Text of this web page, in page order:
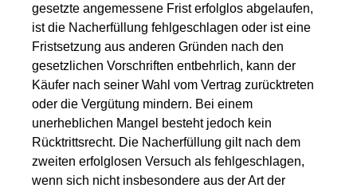
gesetzte angemessene Frist erfolglos abgelaufen,
ist die Nacherfüllung fehlgeschlagen oder ist eine
Fristsetzung aus anderen Gründen nach den
gesetzlichen Vorschriften entbehrlich, kann der
Käufer nach seiner Wahl vom Vertrag zurücktreten
oder die Vergütung mindern. Bei einem
unerheblichen Mangel besteht jedoch kein
Rücktrittsrecht. Die Nacherfüllung gilt nach dem
zweiten erfolglosen Versuch als fehlgeschlagen,
wenn sich nicht insbesondere aus der Art der